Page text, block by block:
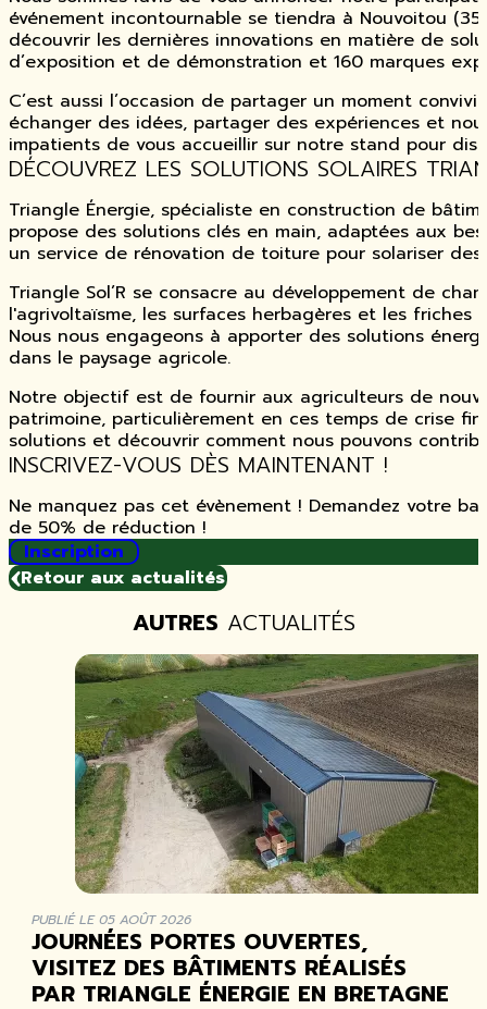
événement incontournable se tiendra à Nouvoitou
découvrir les dernières innovations en matière de
d’exposition et de démonstration et 160 marques
C’est aussi l’occasion de partager un moment
échanger des idées, partager des expériences et
impatients de vous accueillir sur notre stand pour
DÉCOUVREZ LES SOLUTIONS SOLAIRES
Triangle Énergie, spécialiste en construction de
propose des solutions clés en main, adaptées aux
un service de rénovation de toiture pour solariser
Triangle Sol’R se consacre au développement de
l'agrivoltaïsme, les surfaces herbagères et les friches
Nous nous engageons à apporter des solutions
dans le paysage agricole.
Notre objectif est de fournir aux agriculteurs de
patrimoine, particulièrement en ces temps de crise
solutions et découvrir comment nous pouvons
INSCRIVEZ-VOUS DÈS MAINTENANT !
Ne manquez pas cet évènement ! Demandez votre
de 50% de réduction !
Inscription
Retour aux actualités
AUTRES ACTUALITÉS
PUBLIÉ LE 05 AOÛT 2026
JOURNÉES PORTES OUVERTES,
VISITEZ DES BÂTIMENTS RÉALISÉS
PAR TRIANGLE ÉNERGIE EN BRETAGNE